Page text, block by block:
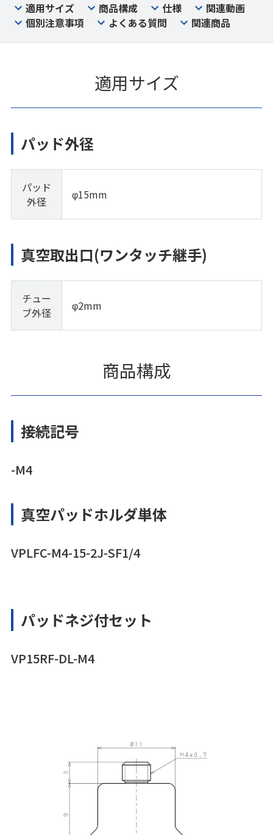
適用サイズ 商品構成 仕様
関連動画
個別注意事項
よくある質問 関連商品
適用サイズ
パッド外径
パッド
外径
φ15mm
真空取出口(ワンタッチ継手)
チュー
ブ外径
φ2mm
商品構成
接続記号
-M4
真空パッドホルダ単体
VPLFC-M4-15-2J-SF1/4
パッドネジ付セット
VP15RF-DL-M4